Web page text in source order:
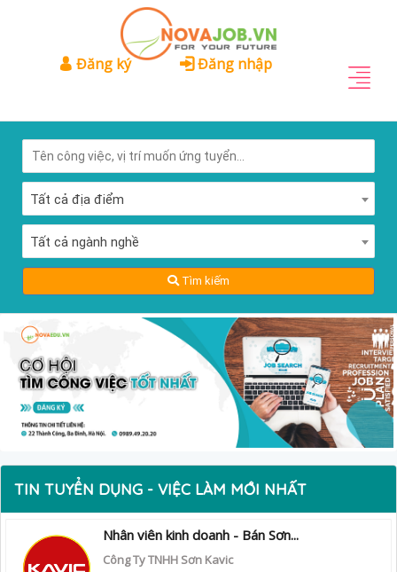
Đăng ký Đăng nhập
Tất cả địa điểm
Tất cả ngành nghề
Tìm kiếm
TIN TUYỂN DỤNG - VIỆC LÀM MỚI NHẤT
Nhân viên kinh doanh - Bán Sơn...
Công Ty TNHH Sơn Kavic